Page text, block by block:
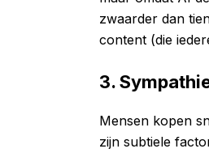
zwaarder dan
content (die
3.
Mensen kopen
zijn subtiele